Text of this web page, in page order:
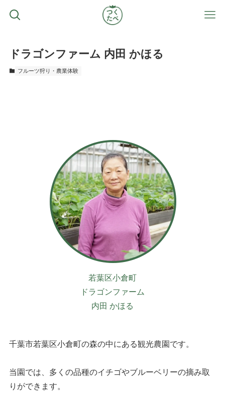
ドラゴンファーム 内田 かほる
フルーツ狩り・農業体験
若葉区小倉町
ドラゴンファーム
内田 かほる
千葉市若葉区小倉町の森の中にある観光農園です。
当園では、多くの品種のイチゴやブルーベリーの摘み取
りができます。